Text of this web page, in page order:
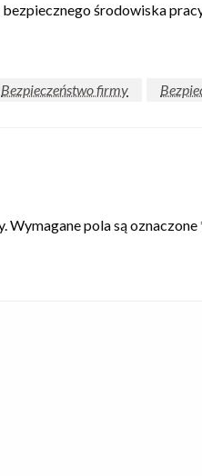
środowiska
Bezpieczeństwo firmy
Wymagane pola są oznaczone